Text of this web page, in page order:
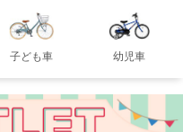
子ども車 幼児車